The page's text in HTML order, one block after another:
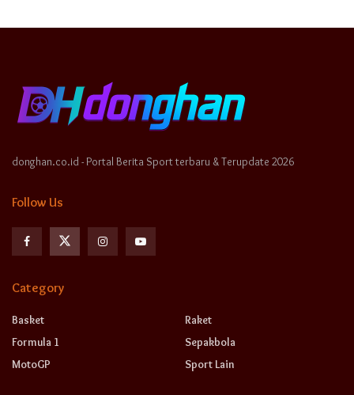
donghan.co.id - Portal Berita Sport terbaru & Terupdate 2026
Follow Us
Category
Basket
Formula 1
MotoGP
Raket
Sepakbola
Sport Lain